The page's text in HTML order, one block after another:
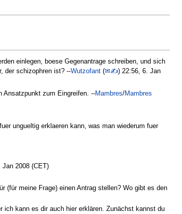
einlegen, boese Gegenantrage schreiben, und sich
der schizophren ist? --Wutzofant (✉✍) 22:56, 6. Jan
Ansatzpunkt zum Eingreifen. --Mambres/Mambres
ungueltig erklaeren kann, was man wiederum fuer
Jan 2008 (CET)
(für meine Frage) einen Antrag stellen? Wo gibt es den
ich kann es dir auch hier erklären. Zunächst kannst du